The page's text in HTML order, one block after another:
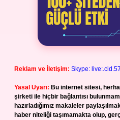
Reklam ve İletişim: Skype:
Yasal Uyarı: Bu internet sitesi,
şirketi ile hiçbir bağlantısı
hazırladığımız makaleler
haber niteliği taşımamakta olup,